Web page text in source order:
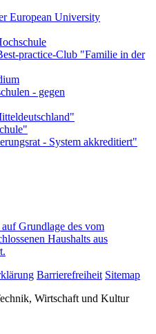
Grundlage des vom
Haushalts aus
Barrierefreiheit Sitemap
Wirtschaft und Kultur